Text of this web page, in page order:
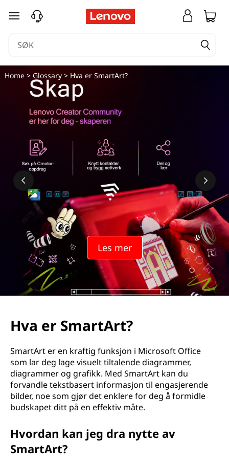
H
e
?
gå til hovedinnhold
Les mer
Home> Glossary> Hva er SmartArt?
Hva er SmartArt?
SmartArt er en kraftig funksjon i Microsoft Office
som lar deg lage visuelt tiltalende diagrammer,
diagrammer og grafikk. Med SmartArt kan du
forvandle tekstbasert informasjon til engasjerende
bilder, noe som gjør det enklere for deg å formidle
budskapet ditt på en effektiv måte.
Hvordan kan jeg dra nytte av
SmartArt?